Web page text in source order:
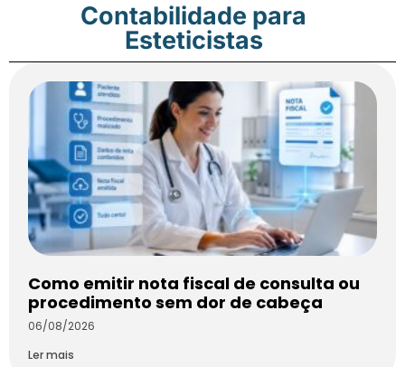
Contabilidade para
Esteticistas
Como emitir nota fiscal de consulta ou
procedimento sem dor de cabeça
06/08/2026
Ler mais